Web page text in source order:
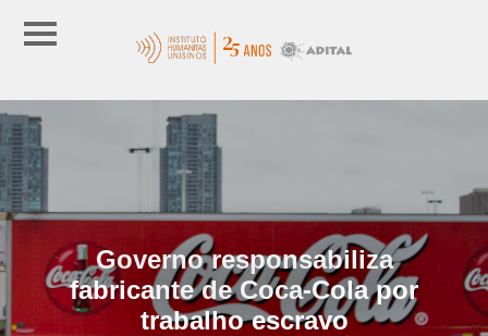
Governo responsabiliza
fabricante de Coca-Cola por
trabalho escravo